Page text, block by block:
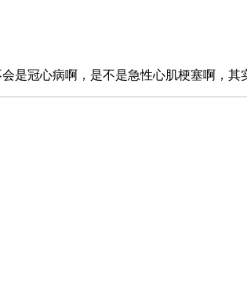
是冠心病啊，是不是急性心肌梗塞啊，其